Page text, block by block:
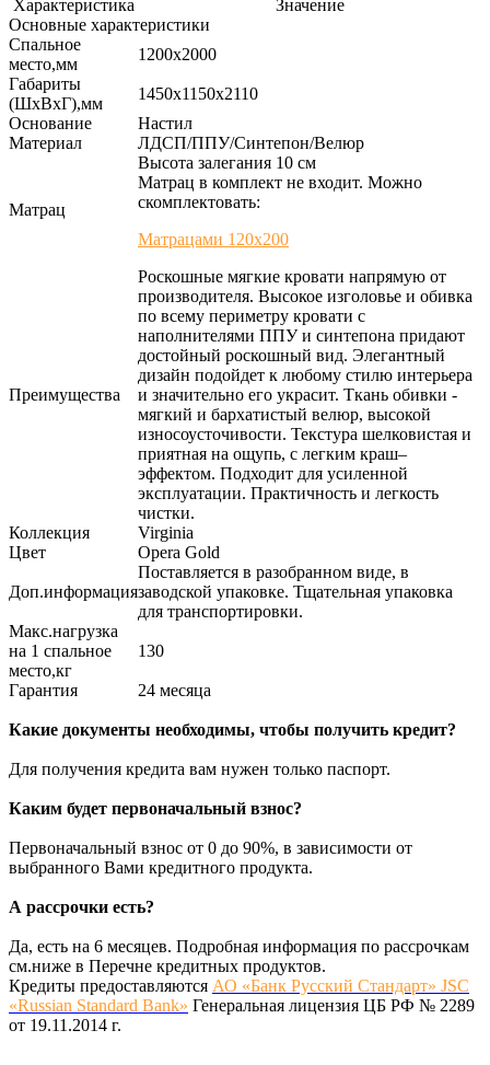
Характеристика
Значение
Основные характеристики
Спальное
место,мм
1200х2000
Габариты
(ШхВхГ),мм
1450х1150х2110
Основание
Настил
Материал
ЛДСП/ППУ/Синтепон/Велюр
Матрац
Высота залегания 10 см
Матрац в комплект не входит. Можно
скомплектовать:
Матрацами 120х200
Преимущества
Роскошные мягкие кровати напрямую от
производителя. Высокое изголовье и обивка
по всему периметру кровати с
наполнителями ППУ и синтепона придают
достойный роскошный вид. Элегантный
дизайн подойдет к любому стилю интерьера
и значительно его украсит. Ткань обивки -
мягкий и бархатистый велюр, высокой
износоусточивости. Текстура шелковистая и
приятная на ощупь, с легким краш–
эффектом. Подходит для усиленной
эксплуатации. Практичность и легкость
чистки.
Коллекция
Virginia
Цвет
Opera Gold
Доп.информация
Поставляется в разобранном виде, в
заводской упаковке. Тщательная упаковка
для транспортировки.
Макс.нагрузка
на 1 спальное
место,кг
130
Гарантия 24 месяца
Какие документы необходимы, чтобы получить кредит?
Для получения кредита вам нужен только паспорт.
Каким будет первоначальный взнос?
Первоначальный взнос от 0 до 90%, в зависимости от
выбранного Вами кредитного продукта.
А рассрочки есть?
Да, есть на 6 месяцев. Подробная информация по рассрочкам
см.ниже в Перечне кредитных продуктов.
Кредиты предоставляются АО «Банк Русский Стандарт» JSC
«Russian Standard Bank» Генеральная лицензия ЦБ РФ № 2289
от 19.11.2014 г.